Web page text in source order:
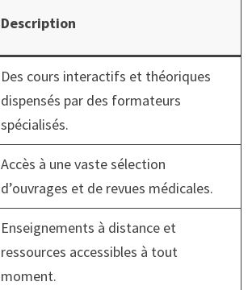
Description
Des cours interactifs et théoriques
dispensés par des formateurs
spécialisés.
Accès à une vaste sélection
d’ouvrages et de revues médicales.
Enseignements à distance et
ressources accessibles à tout
moment.